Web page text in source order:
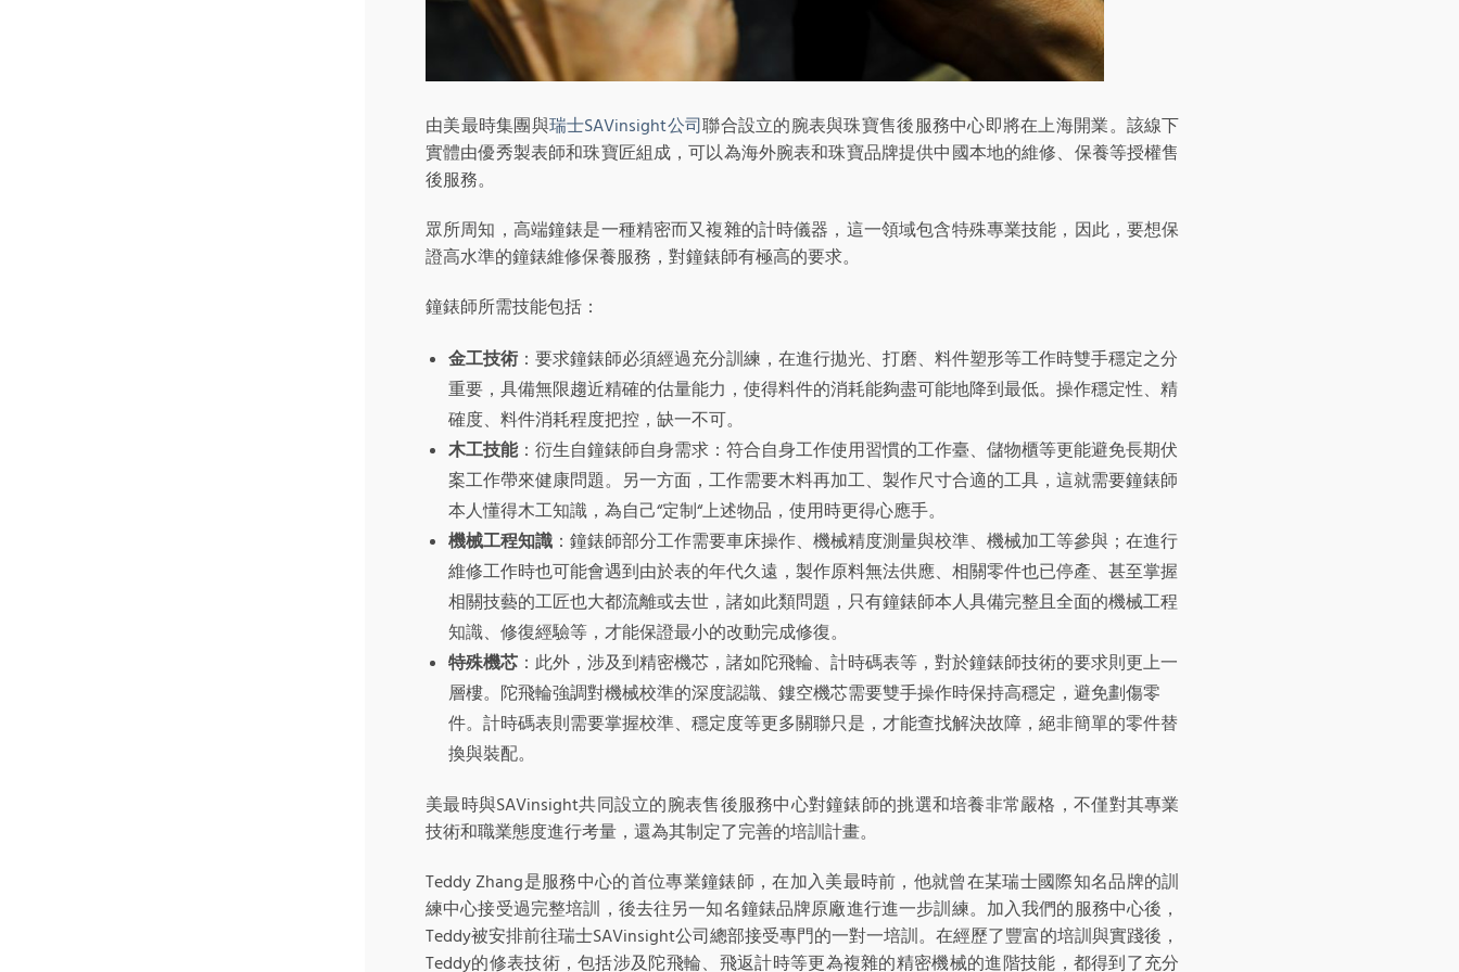
由美最時集團與瑞士SAVinsight公司聯合設立的腕表與珠寶售後服務中心即將在上海開業。該線下
實體由優秀製表師和珠寶匠組成，可以為海外腕表和珠寶品牌提供中國本地的維修、保養等授權售
後服務。
眾所周知，高端鐘錶是一種精密而又複雜的計時儀器，這一領域包含特殊專業技能，因此，要想保
證高水準的鐘錶維修保養服務，對鐘錶師有極高的要求。
鐘錶師所需技能包括：
金工技術 ：要求鐘錶師必須經過充分訓練，在進行拋光、打磨、料件塑形等工作時雙手穩定之分
重要，具備無限趨近精確的估量能力，使得料件的消耗能夠盡可能地降到最低。操作穩定性、精
確度、料件消耗程度把控，缺一不可。
木工技能：衍生自鐘錶師自身需求：符合自身工作使用習慣的工作臺、儲物櫃等更能避免長期伏
案工作帶來健康問題。另一方面，工作需要木料再加工、製作尺寸合適的工具，這就需要鐘錶師
本人懂得木工知識，為自己“定制“上述物品，使用時更得心應手。
機械工程知識 ：鐘錶師部分工作需要車床操作、機械精度測量與校準、機械加工等參與；在進行
維修工作時也可能會遇到由於表的年代久遠，製作原料無法供應、相關零件也已停產、甚至掌握
相關技藝的工匠也大都流離或去世，諸如此類問題，只有鐘錶師本人具備完整且全面的機械工程
知識、修復經驗等，才能保證最小的改動完成修復。
特殊機芯 ：此外，涉及到精密機芯，諸如陀飛輪、計時碼表等，對於鐘錶師技術的要求則更上一
層樓。陀飛輪強調對機械校準的深度認識、鏤空機芯需要雙手操作時保持高穩定，避免劃傷零
件。計時碼表則需要掌握校準、穩定度等更多關聯只是，才能查找解決故障，絕非簡單的零件替
換與裝配。
美最時與SAVinsight共同設立的腕表售後服務中心對鐘錶師的挑選和培養非常嚴格，不僅對其專業
技術和職業態度進行考量，還為其制定了完善的培訓計畫。
Teddy Zhang是服務中心的首位專業鐘錶師，在加入美最時前，他就曾在某瑞士國際知名品牌的訓
練中心接受過完整培訓，後去往另一知名鐘錶品牌原廠進行進一步訓練。加入我們的服務中心後，
Teddy被安排前往瑞士SAVinsight公司總部接受專門的一對一培訓。在經歷了豐富的培訓與實踐後，
Teddy的修表技術，包括涉及陀飛輪、飛返計時等更為複雜的精密機械的進階技能，都得到了充分